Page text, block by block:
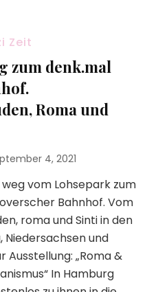
Zeit
zum denk.mal
Roma und
4, 2021
vom Lohsepark zum
Bahnhof. Vom
roma und Sinti in den
Niedersachsen und
Ausstellung: „Roma &
In Hamburg